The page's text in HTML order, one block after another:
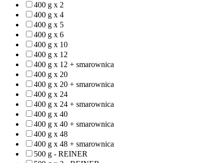
400 g x 2
400 g x 4
400 g x 5
400 g x 6
400 g x 10
400 g x 12
400 g x 12 + smarownica
400 g x 20
400 g x 20 + smarownica
400 g x 24
400 g x 24 + smarownica
400 g x 40
400 g x 40 + smarownica
400 g x 48
400 g x 48 + smarownica
500 g - REINER